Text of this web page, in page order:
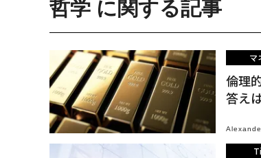
哲学 に関する記事
マ
倫理
答え